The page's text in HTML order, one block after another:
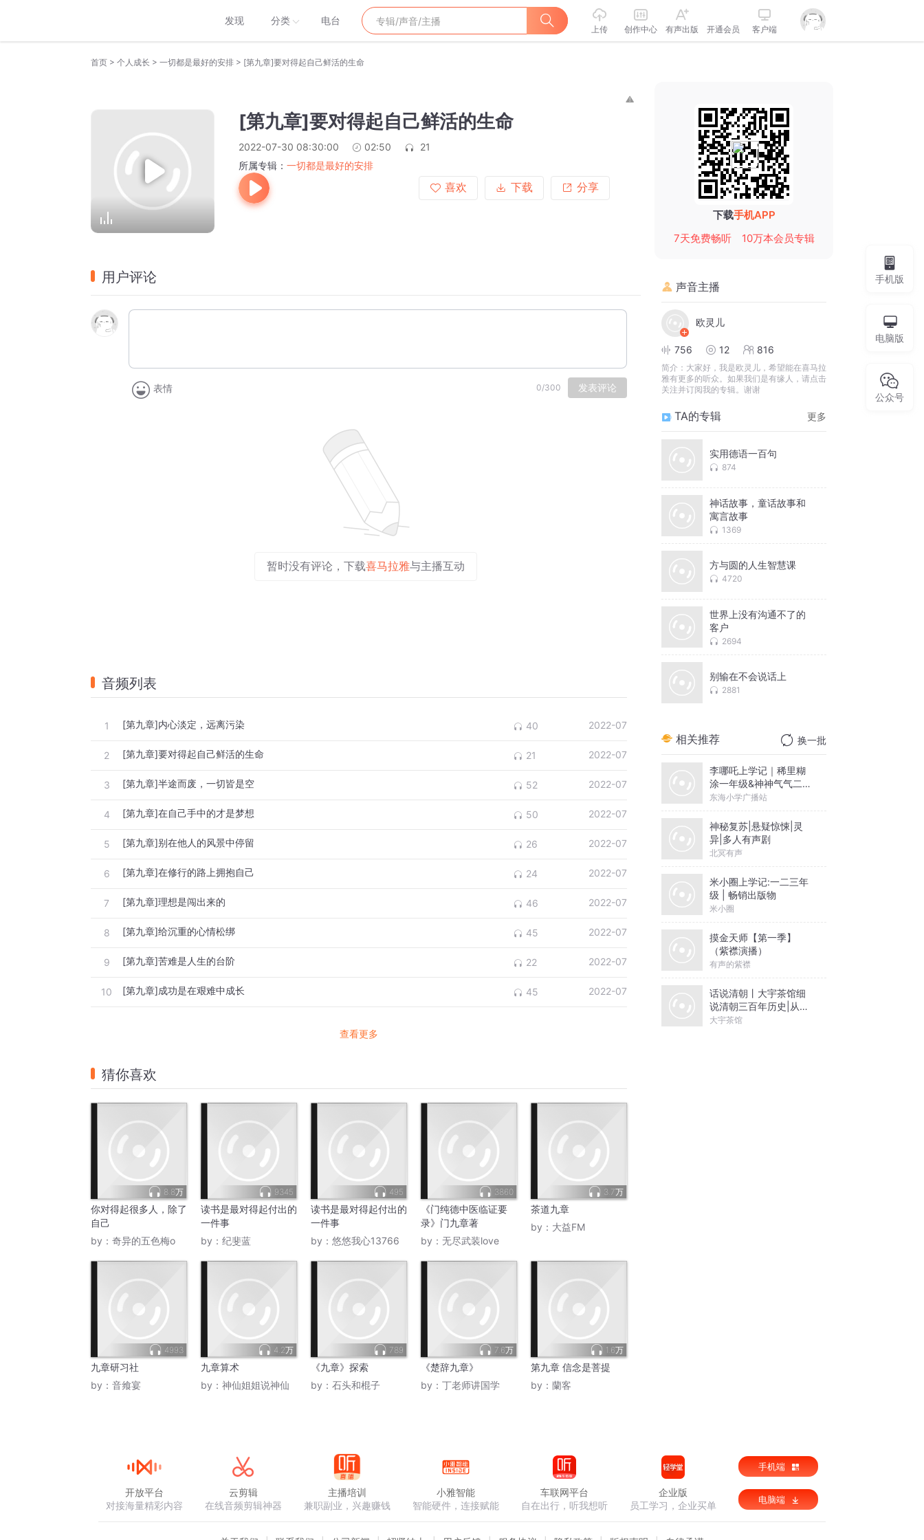
发现 分类 电台
上传 创作中心 有声出版 开通会员 客户端
首页 > 个人成长 > 一切都是最好的安排 > [第九章]要对得起自己鲜活的生命
[第九章]要对得起自己鲜活的生命
2022-07-30 08:30:00 02:50
21
所属专辑： 一切都是最好的安排
喜欢
下载 分享
用户评论
表情 0/300 发表评论
暂时没有评论，下载喜马拉雅与主播互动
音频列表
1 [第九章]内心淡定，远离污染 40 2022-07
2 [第九章]要对得起自己鲜活的生命 21 2022-07
3 [第九章]半途而废，一切皆是空 52 2022-07
4 [第九章]在自己手中的才是梦想 50 2022-07
5 [第九章]别在他人的风景中停留 26 2022-07
6 [第九章]在修行的路上拥抱自己 24 2022-07
7 [第九章]理想是闯出来的 46 2022-07
8 [第九章]给沉重的心情松绑 45 2022-07
9 [第九章]苦难是人生的台阶 22 2022-07
10 [第九章]成功是在艰难中成长 45 2022-07
查看更多
猜你喜欢
8.8万
你对得起很多人，除了
自己
by： 奇异的五色梅o
9345
读书是最对得起付出的
一件事
by： 纪斐蓝
495
读书是最对得起付出的
一件事
by： 悠悠我心13766
3860
《门纯德中医临证要
录》门九章著
by： 无尽武装love
3.7万
茶道九章
by： 大益FM
4993
九章研习社
by： 音飨宴
4.2万
九章算术
by： 神仙姐姐说神仙
789
《九章》探索
by： 石头和棍子
7.6万
《楚辞九章》
by： 丁老师讲国学
1.6万
第九章 信念是菩提
by： 蘭客
下载手机APP
7天免费畅听
10万本会员专辑
声音主播
欧灵儿
756 12 816
简介： 大家好，我是欧灵儿，希望能在喜马拉
雅有更多的听众。如果我们是有缘人，请点击
关注并订阅我的专辑。谢谢
TA的专辑 更多
实用德语一百句
874
神话故事，童话故事和
寓言故事
1369
方与圆的人生智慧课
4720
世界上没有沟通不了的
客户
2694
别输在不会说话上
2881
相关推荐 换一批
李哪吒上学记｜稀里糊
涂一年级&神神气气二年
级
东海小学广播站
神秘复苏|悬疑惊悚|灵
异|多人有声剧
北冥有声
米小圈上学记:一二三年
级 | 畅销出版物
米小圈
摸金天师【第一季】
（紫襟演播）
有声的紫襟
话说清朝丨大宇茶馆细
说清朝三百年历史|从努
尔哈赤到末代皇帝溥仪|
大宇茶馆
手机版
电脑版
公众号
开放平台
对接海量精彩内容
云剪辑
在线音频剪辑神器
主播培训
兼职副业，兴趣赚钱
小雅智能
智能硬件，连接赋能
车联网平台
自在出行，听我想听
企业版
员工学习，企业买单
手机端
电脑端